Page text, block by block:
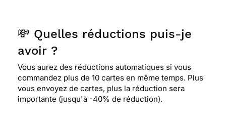
💸 Quelles réductions puis-je
avoir ?
Vous aurez des réductions automatiques si vous
commandez plus de 10 cartes en même temps. Plus
vous envoyez de cartes, plus la réduction sera
importante (jusqu'à -40% de réduction).